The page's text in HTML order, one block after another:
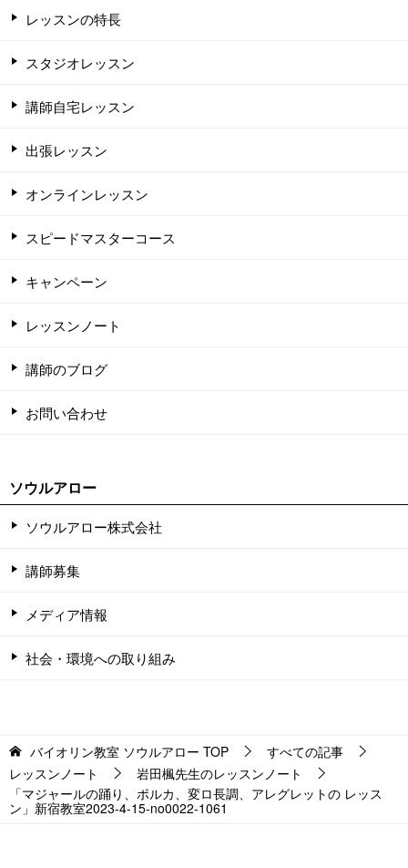
レッスンの特長
スタジオレッスン
講師自宅レッスン
出張レッスン
オンラインレッスン
スピードマスターコース
キャンペーン
レッスンノート
講師のブログ
お問い合わせ
ソウルアロー
ソウルアロー株式会社
講師募集
メディア情報
社会・環境への取り組み
バイオリン教室 ソウルアロー TOP
すべての記事
レッスンノート
岩田楓先生のレッスンノート
「マジャールの踊り、ポルカ、変ロ長調、アレグレットの レッス
ン」新宿教室2023-4-15-no0022-1061